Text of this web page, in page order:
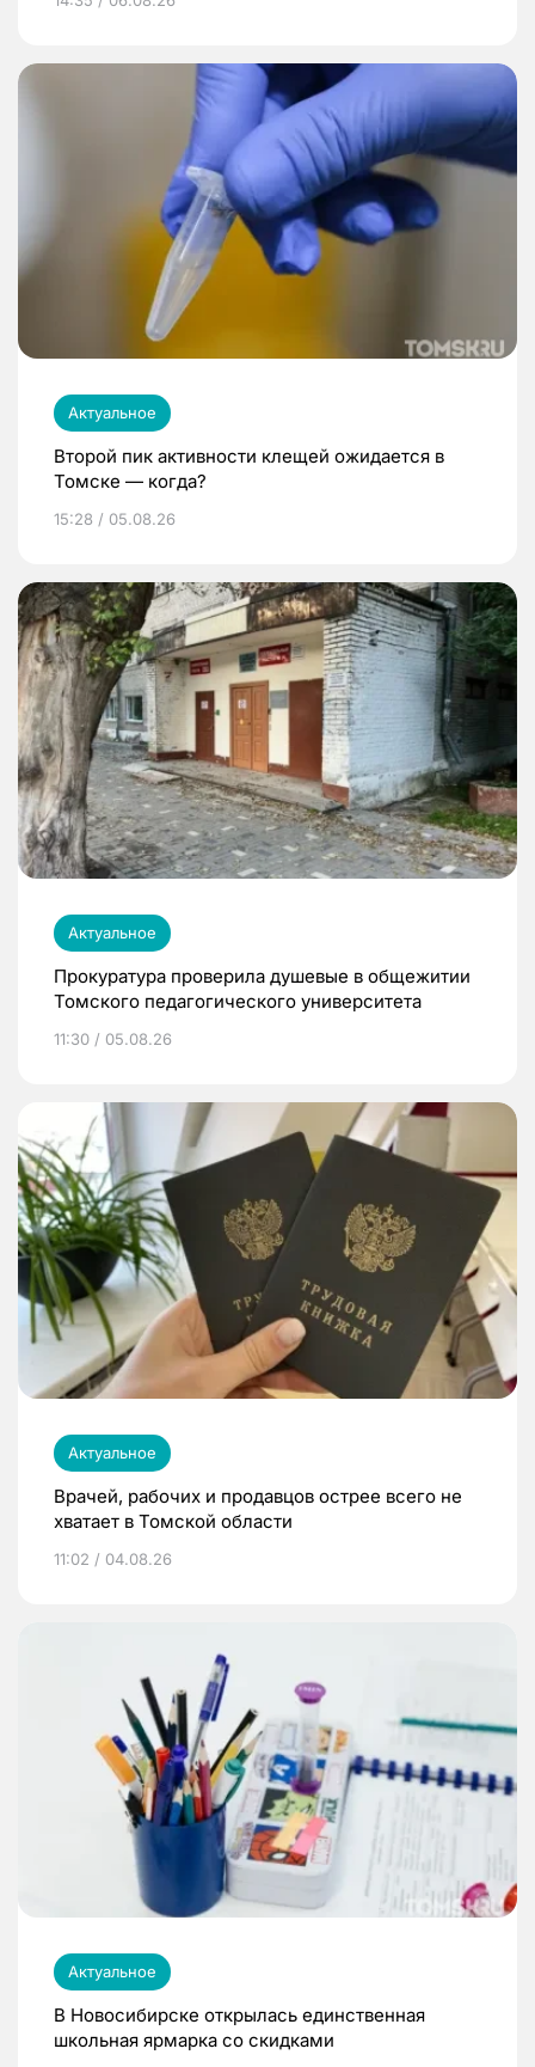
Актуальное
Второй пик активности клещей ожидается в
Томске — когда?
15:28 / 05.08.26
Актуальное
Прокуратура проверила душевые в общежитии
Томского педагогического университета
11:30 / 05.08.26
Актуальное
Врачей, рабочих и продавцов острее всего не
хватает в Томской области
11:02 / 04.08.26
Актуальное
В Новосибирске открылась единственная
школьная ярмарка со скидками